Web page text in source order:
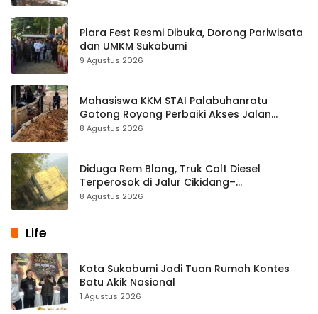
Plara Fest Resmi Dibuka, Dorong Pariwisata
dan UMKM Sukabumi
9 Agustus 2026
Mahasiswa KKM STAI Palabuhanratu
Gotong Royong Perbaiki Akses Jalan
Majelis Ta’lim di Sagaranten
8 Agustus 2026
Diduga Rem Blong, Truk Colt Diesel
Terperosok di Jalur Cikidang–
Palabuhanratu
8 Agustus 2026
Life
Kota Sukabumi Jadi Tuan Rumah Kontes
Batu Akik Nasional
1 Agustus 2026